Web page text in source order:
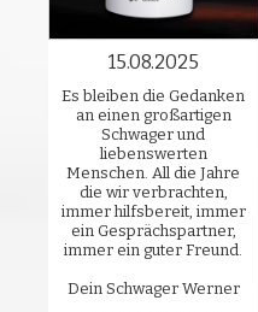
15.08.2025
Es bleiben die Gedanken
an einen großartigen
Schwager und
liebenswerten
Menschen. All die Jahre
die wir verbrachten,
immer hilfsbereit, immer
ein Gesprächspartner,
immer ein guter Freund.
Dein Schwager Werner